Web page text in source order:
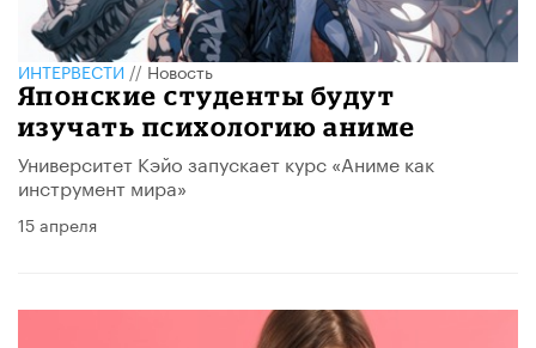
ИНТЕРВЕСТИ // Новость
Японские студенты будут
изучать психологию аниме
Университет Кэйо запускает курс «Аниме как
инструмент мира»
15 апреля